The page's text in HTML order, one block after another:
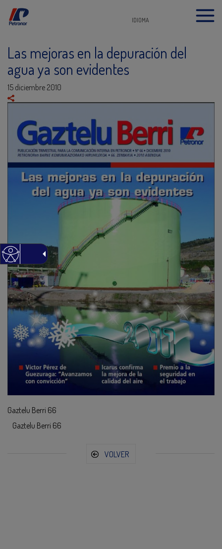
IDIOMA
Las mejoras en la depuración del
agua ya son evidentes
15 diciembre 2010
Gaztelu Berri 66
Gaztelu Berri 66
VOLVER